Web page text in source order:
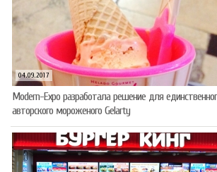
04.09.2017
Modern-Expo разработала решение для
авторского мороженого Gelarty